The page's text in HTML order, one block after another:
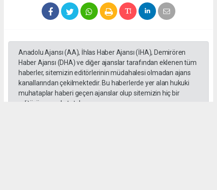
Anadolu Ajansı (AA), İhlas Haber Ajansı (İHA), Demirören
Haber Ajansı (DHA) ve diğer ajanslar tarafından eklenen tüm
haberler, sitemizin editörlerinin müdahalesi olmadan ajans
kanallarından çekilmektedir. Bu haberlerde yer alan hukuki
muhataplar haberi geçen ajanslar olup sitemizin hiç bir
editörü sorumlu tutulamaz...